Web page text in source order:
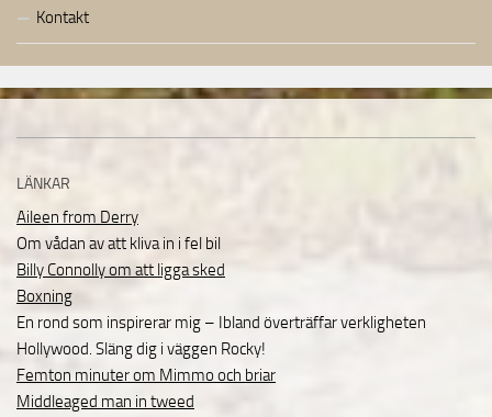
Kontakt
LÄNKAR
Aileen from Derry
Om vådan av att kliva in i fel bil
Billy Connolly om att ligga sked
Boxning
En rond som inspirerar mig – Ibland överträffar verkligheten
Hollywood. Släng dig i väggen Rocky!
Femton minuter om Mimmo och briar
Middleaged man in tweed